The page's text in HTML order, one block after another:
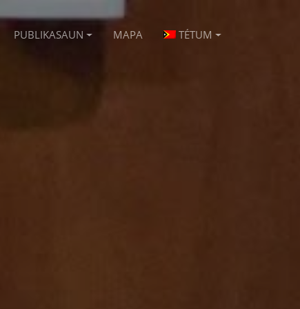
PUBLIKASAUN MAPA TÉTUM